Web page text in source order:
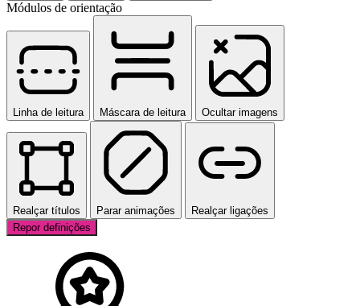
Módulos de orientação
Linha de leitura Máscara de leitura Ocultar imagens
Realçar títulos Parar animações
Realçar ligações
Repor definições